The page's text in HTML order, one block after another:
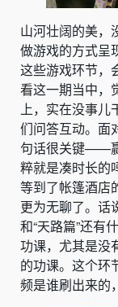
山河壮阔的美，
做游戏的方式呈
这些游戏环节，
看这一期当中，
上，实在没事儿
们问答互动。面
句话很关键——
粹就是凑时长的
等到了帐篷酒店
更为无聊了。话
和“天路篇”还有
功课，尤其是没
的功课。这个环
频是谁刷出来的